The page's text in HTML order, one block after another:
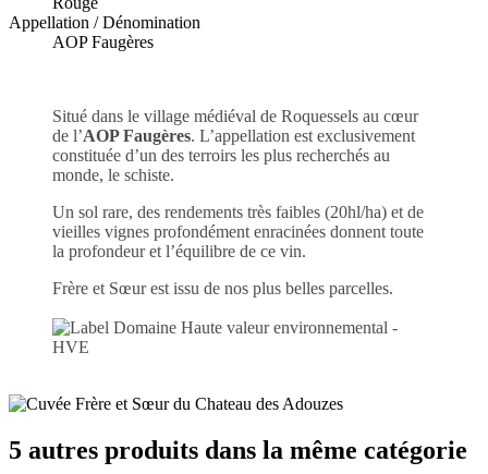
Appellation / Dénomination
AOP Faugères
Situé dans le village médiéval de Roquessels au cœur
de l’AOP Faugères. L’appellation est exclusivement
constituée d’un des terroirs les plus recherchés au
monde, le schiste.
Un sol rare, des rendements très faibles (20hl/ha) et de
vieilles vignes profondément enracinées donnent toute
la profondeur et l’équilibre de ce vin.
Frère et Sœur est issu de nos plus belles parcelles.
5 autres produits dans la même catégorie